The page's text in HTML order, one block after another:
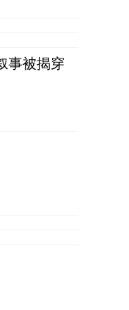
事被揭穿